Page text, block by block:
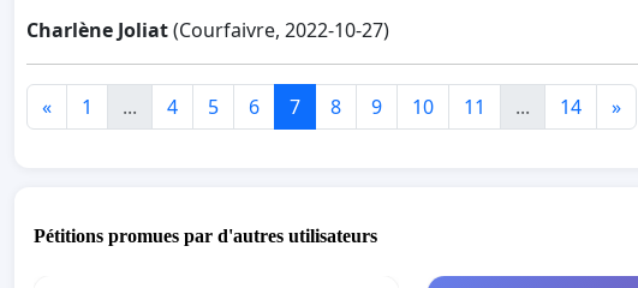
Charlène Joliat(Courfaivre, 2022-10-27)
« 1 ... 4 5 6 7 8 9 10 11 ... 14 »
Pétitions promues par d'autres utilisateurs